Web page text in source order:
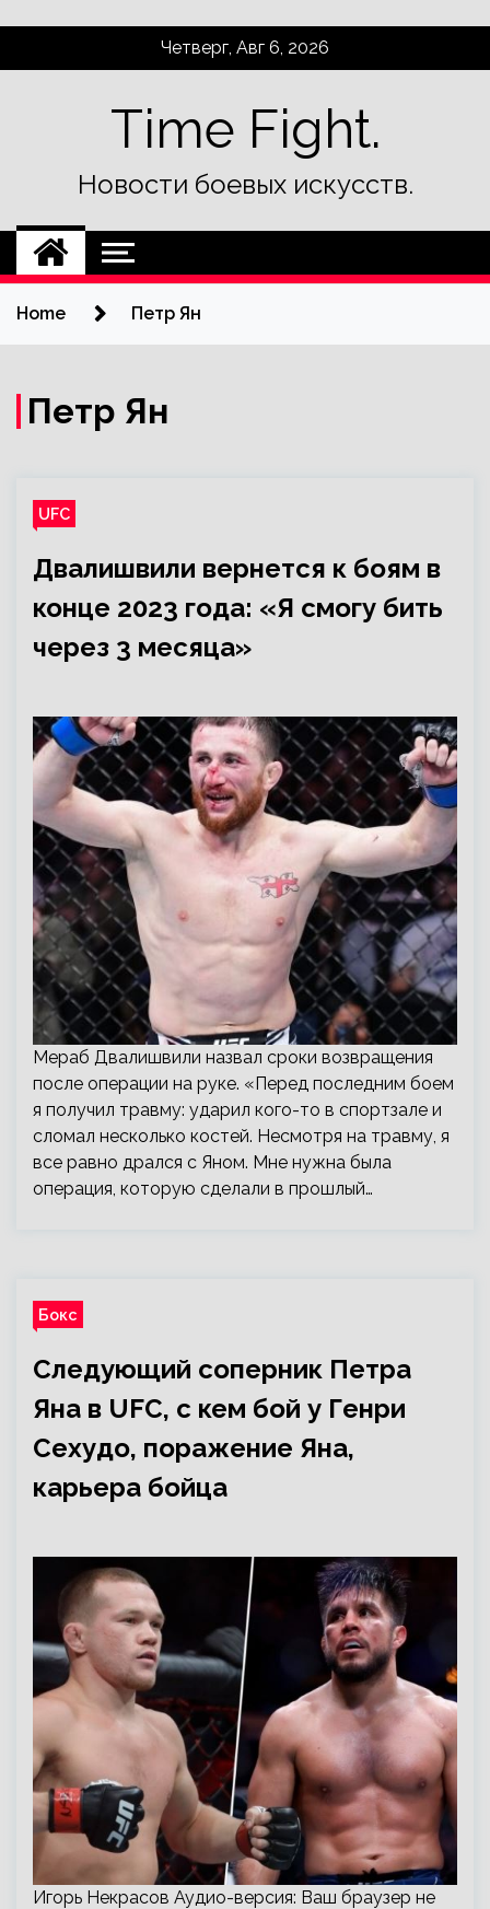
Четверг, Авг 6, 2026
Time Fight.
Новости боевых искусств.
Home Петр Ян
Петр Ян
UFC
Двалишвили вернется к боям в
конце 2023 года: «Я смогу бить
через 3 месяца»
Мераб Двалишвили назвал сроки возвращения
после операции на руке. «Перед последним боем
я получил травму: ударил кого-то в спортзале и
сломал несколько костей. Несмотря на травму, я
все равно дрался с Яном. Мне нужна была
операция, которую сделали в прошлый…
Бокс
Следующий соперник Петра
Яна в UFC, с кем бой у Генри
Сехудо, поражение Яна,
карьера бойца
Игорь Некрасов Аудио-версия: Ваш браузер не